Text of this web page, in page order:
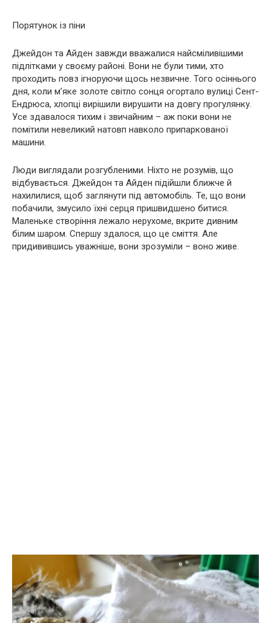
Порятунок із піни
Джейдон та Айден завжди вважалися найсміливішими
підлітками у своєму районі. Вони не були тими, хто
проходить повз ігноруючи щось незвичне. Того осіннього
дня, коли м’яке золоте світло сонця огортало вулиці Сент-
Ендрюса, хлопці вирішили вирушити на довгу прогулянку.
Усе здавалося тихим і звичайним – аж поки вони не
помітили невеликий натовп навколо припаркованої
машини.
Люди виглядали розгубленими. Ніхто не розумів, що
відбувається. Джейдон та Айден підійшли ближче й
нахилилися, щоб заглянути під автомобіль. Те, що вони
побачили, змусило їхні серця пришвидшено битися.
Маленьке створіння лежало нерухоме, вкрите дивним
білим шаром. Спершу здалося, що це сміття. Але
придивившись уважніше, вони зрозуміли – воно живе.